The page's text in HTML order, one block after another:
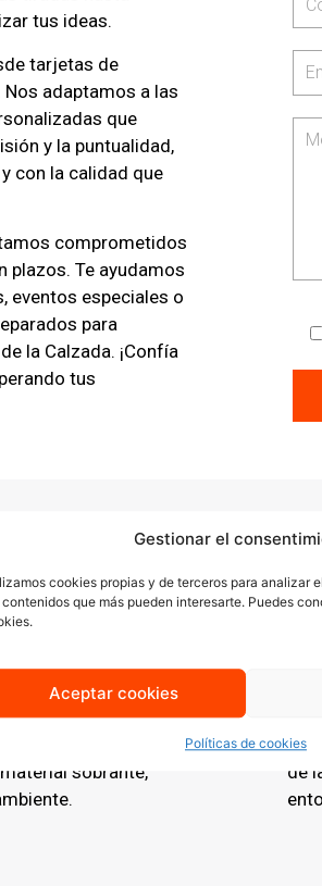
Gestionar el
cookies propias y de terceros para analizar
contenidos que más pueden interesarte. Puedes
Aceptar cookies
Políticas de cookies
tus ideas.
tarjetas de
adaptamos a las
que
y la puntualidad,
con la calidad que
comprometidos
plazos. Te ayudamos
eventos especiales o
para
la Calzada. ¡Confía
tus
reducidos. Esto
inmediatez.
y a los
sobrante,
La
de
de